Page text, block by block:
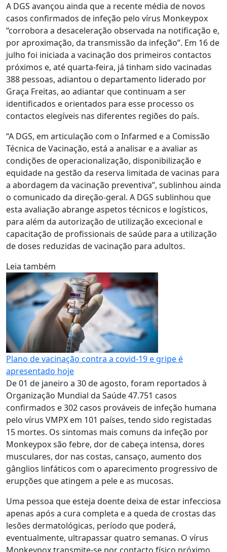
A DGS avançou ainda que a recente média de novos
casos confirmados de infeção pelo vírus Monkeypox
“corrobora a desaceleração observada na notificação e,
por aproximação, da transmissão da infeção”. Em 16 de
julho foi iniciada a vacinação dos primeiros contactos
próximos e, até quarta-feira, já tinham sido vacinadas
388 pessoas, adiantou o departamento liderado por
Graça Freitas, ao adiantar que continuam a ser
identificados e orientados para esse processo os
contactos elegíveis nas diferentes regiões do país.
“A DGS, em articulação com o Infarmed e a Comissão
Técnica de Vacinação, está a analisar e a avaliar as
condições de operacionalização, disponibilização e
equidade na gestão da reserva limitada de vacinas para
a abordagem da vacinação preventiva”, sublinhou ainda
o comunicado da direção-geral. A DGS sublinhou que
esta avaliação abrange aspetos técnicos e logísticos,
para além da autorização de utilização excecional e
capacitação de profissionais de saúde para a utilização
de doses reduzidas de vacinação para adultos.
Leia também
Plano de vacinação contra a covid-19 e gripe é
apresentado hoje
De 01 de janeiro a 30 de agosto, foram reportados à
Organização Mundial da Saúde 47.751 casos
confirmados e 302 casos prováveis de infeção humana
pelo vírus VMPX em 101 países, tendo sido registadas
15 mortes. Os sintomas mais comuns da infeção por
Monkeypox são febre, dor de cabeça intensa, dores
musculares, dor nas costas, cansaço, aumento dos
gânglios linfáticos com o aparecimento progressivo de
erupções que atingem a pele e as mucosas.
Uma pessoa que esteja doente deixa de estar infecciosa
apenas após a cura completa e a queda de crostas das
lesões dermatológicas, período que poderá,
eventualmente, ultrapassar quatro semanas. O vírus